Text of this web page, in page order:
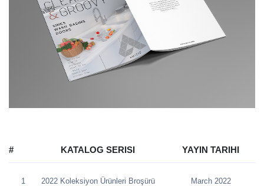
# KATALOG SERISI YAYIN TARIHI
1 2022 Koleksiyon Ürünleri Broşürü March 2022